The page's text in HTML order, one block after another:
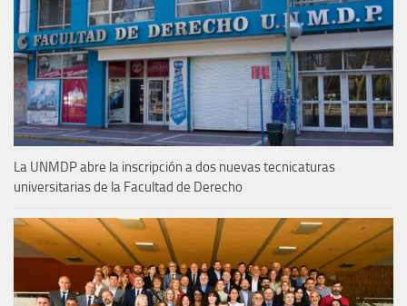
La UNMDP abre la inscripción a dos nuevas tecnicaturas
universitarias de la Facultad de Derecho